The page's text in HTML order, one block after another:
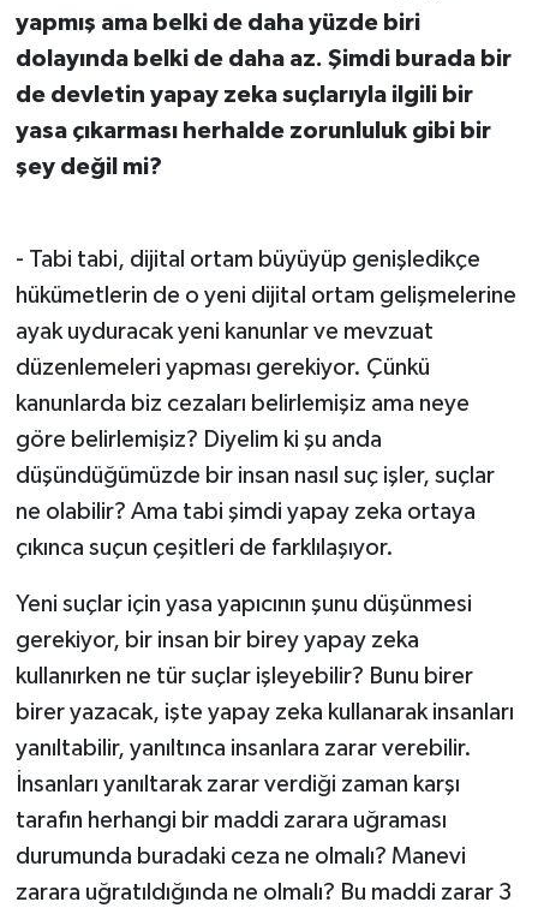
yapmış ama belki de daha yüzde biri
dolayında belki de daha az. Şimdi burada bir
de devletin yapay zeka suçlarıyla ilgili bir
yasa çıkarması herhalde zorunluluk gibi bir
şey değil mi?
- Tabi tabi, dijital ortam büyüyüp genişledikçe
hükümetlerin de o yeni dijital ortam gelişmelerine
ayak uyduracak yeni kanunlar ve mevzuat
düzenlemeleri yapması gerekiyor. Çünkü
kanunlarda biz cezaları belirlemişiz ama neye
göre belirlemişiz? Diyelim ki şu anda
düşündüğümüzde bir insan nasıl suç işler, suçlar
ne olabilir? Ama tabi şimdi yapay zeka ortaya
çıkınca suçun çeşitleri de farklılaşıyor.
Yeni suçlar için yasa yapıcının şunu düşünmesi
gerekiyor, bir insan bir birey yapay zeka
kullanırken ne tür suçlar işleyebilir? Bunu birer
birer yazacak, işte yapay zeka kullanarak insanları
yanıltabilir, yanıltınca insanlara zarar verebilir.
İnsanları yanıltarak zarar verdiği zaman karşı
tarafın herhangi bir maddi zarara uğraması
durumunda buradaki ceza ne olmalı? Manevi
zarara uğratıldığında ne olmalı? Bu maddi zarar 3